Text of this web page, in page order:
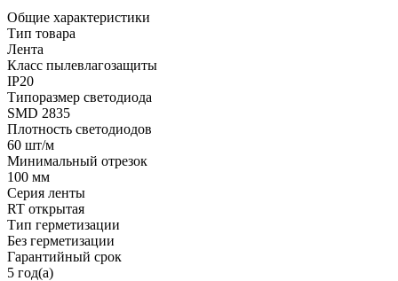
Общие характеристики
Тип товара
Лента
Класс пылевлагозащиты
IP20
Типоразмер светодиода
SMD 2835
Плотность светодиодов
60 шт/м
Минимальный отрезок
100 мм
Серия ленты
RT открытая
Тип герметизации
Без герметизации
Гарантийный срок
5 год(а)